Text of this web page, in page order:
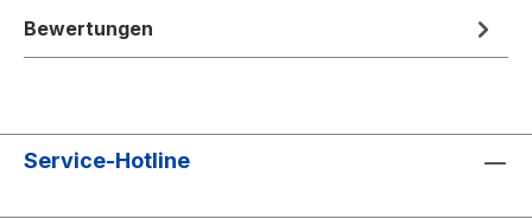
Bewertungen
Service-Hotline